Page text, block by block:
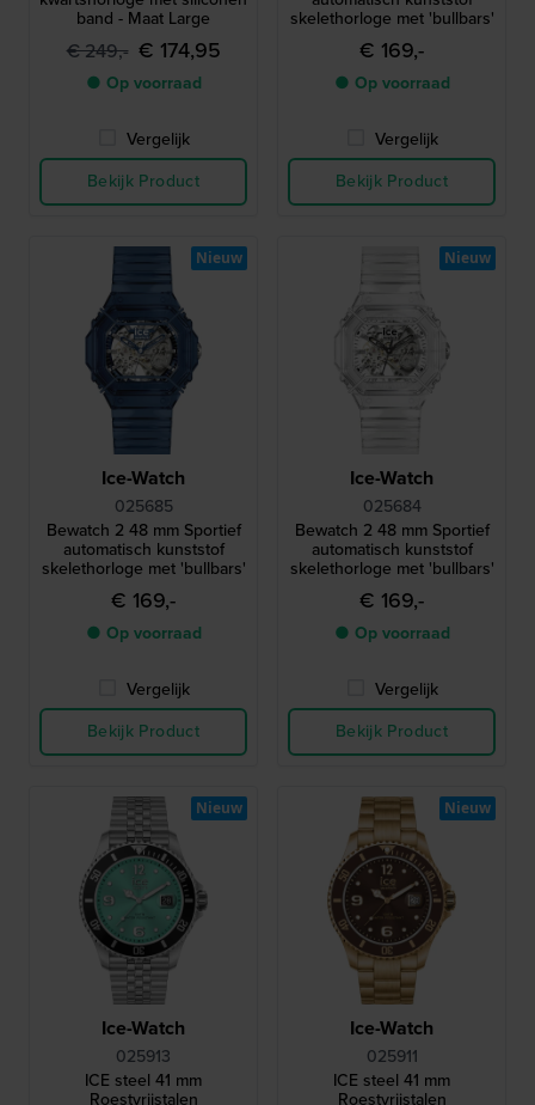
band - Maat Large
€ 249,- € 174,95
● Op voorraad
Vergelijk
Bekijk Product
skelethorloge met 'bullbars'
€ 169,-
● Op voorraad
Vergelijk
Bekijk Product
Ice-Watch
025685
Bewatch 2 48 mm Sportief
automatisch kunststof
skelethorloge met 'bullbars'
€ 169,-
● Op voorraad
Vergelijk
Bekijk Product
Nieuw
Ice-Watch
025684
Bewatch 2 48 mm Sportief
automatisch kunststof
skelethorloge met 'bullbars'
€ 169,-
● Op voorraad
Vergelijk
Bekijk Product
Nieuw
Ice-Watch
025913
ICE steel 41 mm
Roestvrijstalen
Nieuw
Ice-Watch
025911
ICE steel 41 mm
Roestvrijstalen
Nieuw